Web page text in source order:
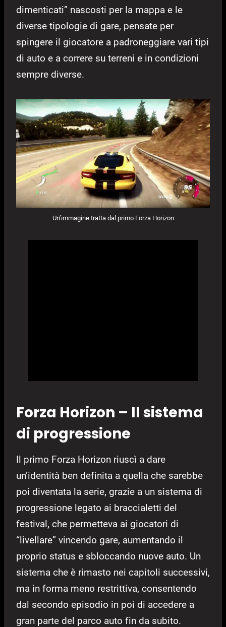
dimenticati” nascosti per la mappa e le
diverse tipologie di gare, pensate per
spingere il giocatore a padroneggiare vari tipi
di auto e a correre su terreni e in condizioni
sempre diverse.
Un’immagine tratta dal primo Forza Horizon
Forza Horizon – Il sistema
di progressione
Il primo Forza Horizon riuscì a dare
un’identità ben definita a quella che sarebbe
poi diventata la serie, grazie a un sistema di
progressione legato ai braccialetti del
festival, che permetteva ai giocatori di
“livellare” vincendo gare, aumentando il
proprio status e sbloccando nuove auto. Un
sistema che è rimasto nei capitoli successivi,
ma in forma meno restrittiva, consentendo
dal secondo episodio in poi di accedere a
gran parte del parco auto fin da subito.